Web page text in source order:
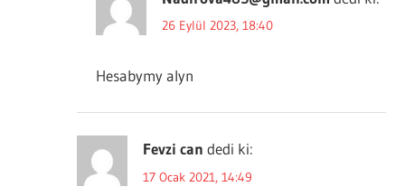
26 Eylül 2023, 18:40
Hesabymy alyn
Fevzi can dedi ki:
17 Ocak 2021, 14:49